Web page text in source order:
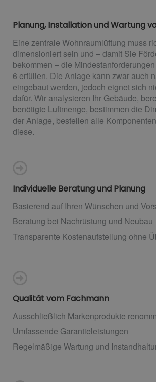
Planung, Installation und Wartung
Eine zentrale Wohnraumlüftung muss
dimensioniert sein und – damit Sie
bekommen – die
6 erfüllen. Die Anlage kann zwar auch
eingebaut werden, jedoch eignet sich
dafür. Wir analysieren Ihr Gebäude,
benötigte Luftmenge, bestimmen die
der Anlage, bestellen alle
diese.
Individuelle Beratung und Planung
Basierend auf Ihren Wünschen und
Beratung bei Nachrüstung und Neubau
Transparente Kostenaufstellung ohne
Qualität vom Fachmann
Ausschließlich Markenprodukte
Umfassende Garantieleistungen
Regelmäßige Wartung und